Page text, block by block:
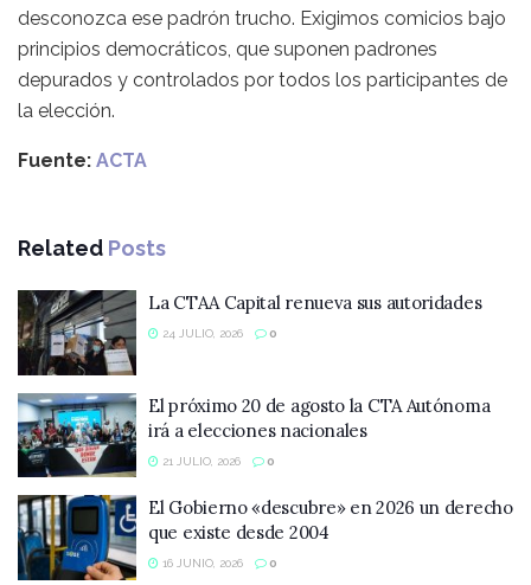
desconozca ese padrón trucho. Exigimos comicios bajo
principios democráticos, que suponen padrones
depurados y controlados por todos los participantes de
la elección.
Fuente: ACTA
Related Posts
La CTAA Capital renueva sus autoridades
24 JULIO, 2026 0
El próximo 20 de agosto la CTA Autónoma
irá a elecciones nacionales
21 JULIO, 2026 0
El Gobierno «descubre» en 2026 un derecho
que existe desde 2004
16 JUNIO, 2026 0